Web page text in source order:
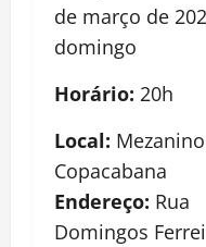
de março de
domingo
Horário: 20h
Local:
Copacabana
Endereço: Rua
Domingos